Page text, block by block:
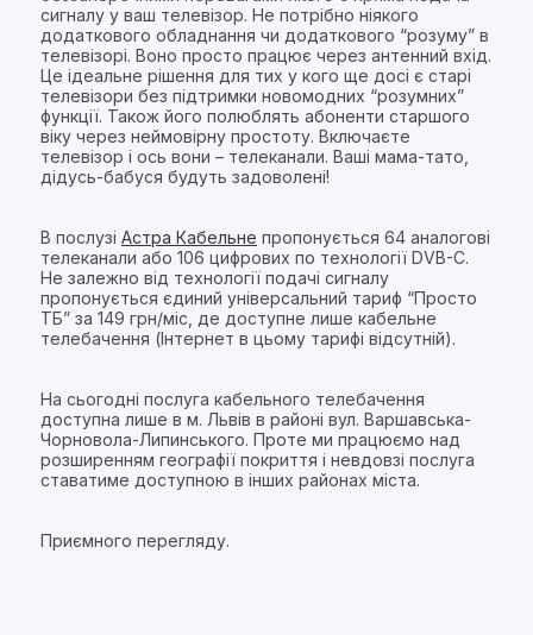
сигналу у ваш телевізор. Не потрібно ніякого
додаткового обладнання чи додаткового “розуму” в
телевізорі. Воно просто працює через антенний вхід.
Це ідеальне рішення для тих у кого ще досі є старі
телевізори без підтримки новомодних “розумних”
функції. Також його полюблять абоненти старшого
віку через неймовірну простоту. Включаєте
телевізор і ось вони – телеканали. Ваші мама-тато,
дідусь-бабуся будуть задоволені!
В послузі Астра Кабельне пропонується 64 аналогові
телеканали або 106 цифрових по технології DVB-C.
Не залежно від технології подачі сигналу
пропонується єдиний універсальний тариф “Просто
ТБ” за 149 грн/міс, де доступне лише кабельне
телебачення (Інтернет в цьому тарифі відсутній).
На сьогодні послуга кабельного телебачення
доступна лише в м. Львів в районі вул. Варшавська-
Чорновола-Липинського. Проте ми працюємо над
розширенням географії покриття і невдовзі послуга
ставатиме доступною в інших районах міста.
Приємного перегляду.